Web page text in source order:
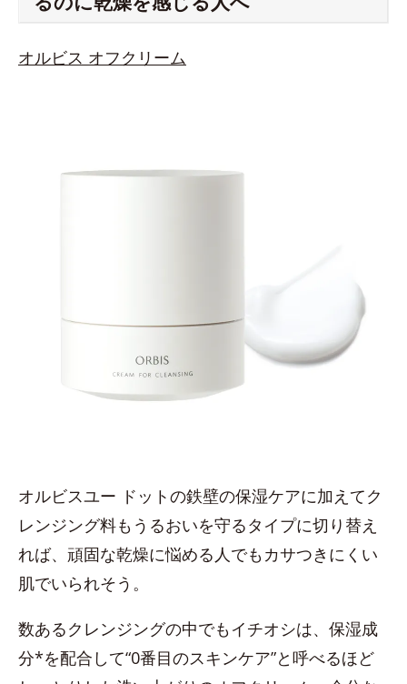
オルビス オフクリーム
オルビスユー ドットの鉄壁の保湿ケアに加えてク
レンジング料もうるおいを守るタイプに切り替え
れば、頑固な乾燥に悩める人でもカサつきにくい
肌でいられそう。
数あるクレンジングの中でもイチオシは、保湿成
分*を配合して“0番目のスキンケア”と呼べるほど